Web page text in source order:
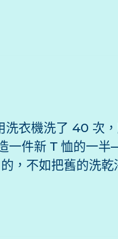
洗衣機洗了 40 次
一件新 T 恤的一
的，不如把舊的洗乾